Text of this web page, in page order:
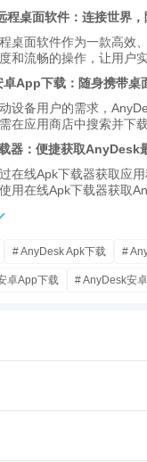
程桌面软件：连接世界
桌面软件作为一款高效
和流畅的操作，让用户
App下载：随身携带桌
设备用户的需求，
在应用商店中搜索并下
器：便捷获取AnyDesk
在线Apk下载器获取应
用在线Apk下载器获取
：极速连接，流畅操作
还是远程技术支持，
：跨设备、跨平台无障碍
。这种多平台兼容性使得
连接中，安全性至关重要
是敏感信息，用户在使用
：轻松共享，高效协作
置即时文件传输功能，用
让跨地区的合作变得更加
# AnyDesk Apk下载 #
卓App下载 # AnyDesk安